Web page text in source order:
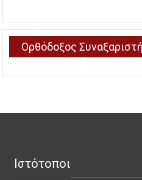
Ορθόδοξος
Ιστότοποι